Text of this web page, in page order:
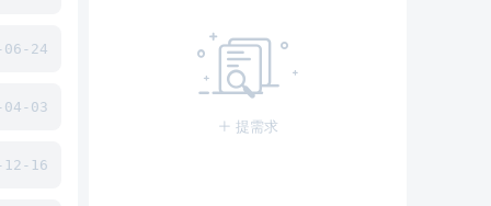
06-24
04-03
12-16
提需求